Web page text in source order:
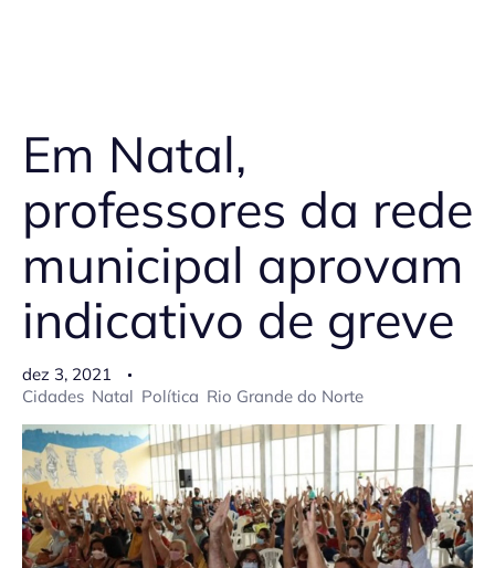
Em Natal,
professores da rede
municipal aprovam
indicativo de greve
dez 3, 2021
Cidades Natal Política Rio Grande do Norte